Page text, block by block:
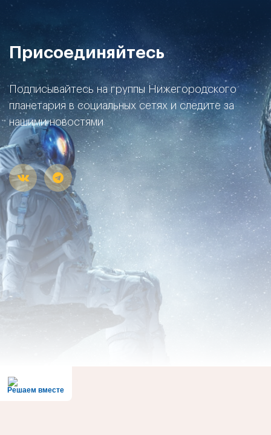
Присоединяйтесь
Подписывайтесь на группы Нижегородского
планетария в социальных сетях и следите за
нашими новостями
Решаем вместе